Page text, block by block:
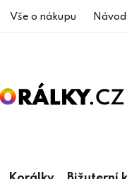
Vše o nákupu